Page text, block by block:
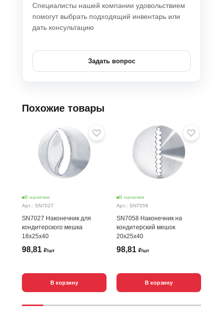
Специалисты нашей компании удовольствием
помогут выбрать подходящий инвентарь или
дать консультацию
Задать вопрос
Похожие товары
В наличии
Арт.: SN7027
SN7027 Наконечник для
кондитерского мешка
18x25x40
98,81 ₽/шт
В корзину
В наличии
Арт.: SN7058
SN7058 Наконечник на
кондитерский мешок
20х25х40
98,81 ₽/шт
В корзину